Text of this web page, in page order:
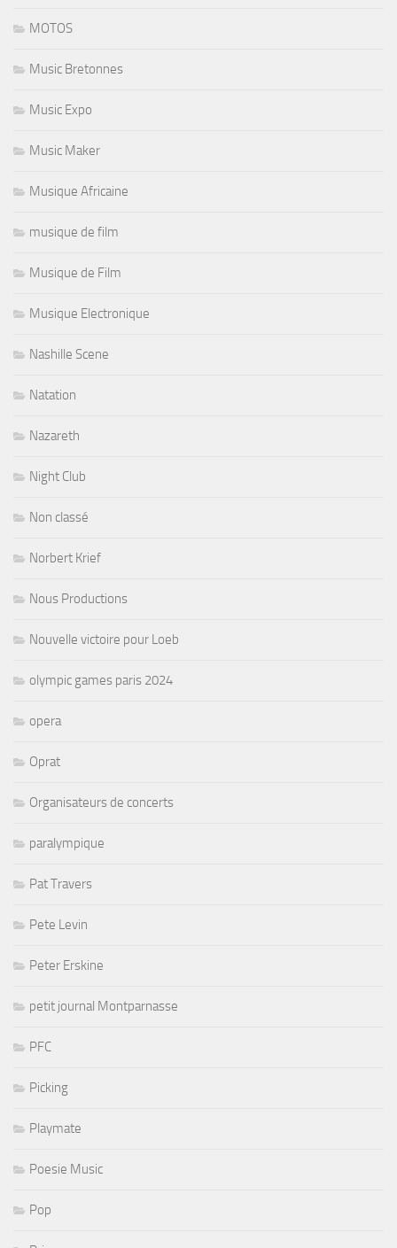
MOTOS
Music Bretonnes
Music Expo
Music Maker
Musique Africaine
musique de film
Musique de Film
Musique Electronique
Nashille Scene
Natation
Nazareth
Night Club
Non classé
Norbert Krief
Nous Productions
Nouvelle victoire pour Loeb
olympic games paris 2024
opera
Oprat
Organisateurs de concerts
paralympique
Pat Travers
Pete Levin
Peter Erskine
petit journal Montparnasse
PFC
Picking
Playmate
Poesie Music
Pop